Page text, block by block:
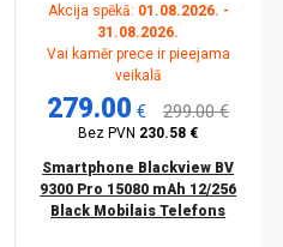
Akcija spēkā: 01.08.2026. -
31.08.2026.
Vai kamēr prece ir pieejama
veikalā
279.00 € 299.00 €
Bez PVN 230.58 €
Smartphone Blackview BV
9300 Pro 15080 mAh 12/256
Black Mobilais Telefons